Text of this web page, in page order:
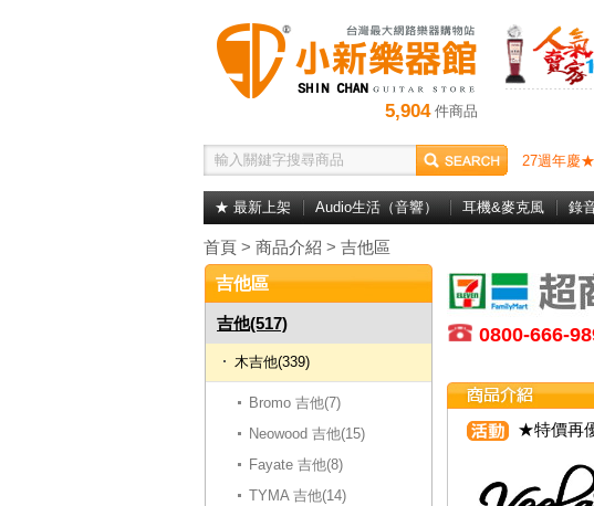
5,904件商品
27週年慶
★ 最新上架 Audio生活（音響） 耳機&麥克風 錄
首頁 > 商品介紹 > 吉他區
吉他區
吉他(517)
木吉他(339)
Bromo 吉他(7)
Neowood 吉他(15)
Fayate 吉他(8)
TYMA 吉他(14)
0800-666-
★特價再